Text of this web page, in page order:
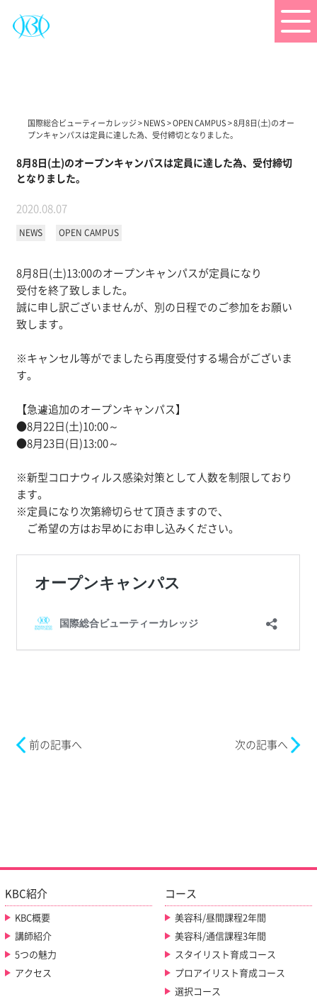
国際総合ビューティーカレッジ> NEWS >OPEN CAMPUS >8月8日(土)のオー
プンキャンパスは定員に達した為、受付締切となりました。
8月8日(土)のオープンキャンパスは定員に達した為、受付締切
となりました。
2020.08.07
NEWS OPEN CAMPUS
8月8日(土)13:00のオープンキャンパスが定員になり
受付を終了致しました。
誠に申し訳ございませんが、別の日程でのご参加をお願い
致します。
※キャンセル等がでましたら再度受付する場合がございま
す。
【急遽追加のオープンキャンパス】
●8月22日(土)10:00～
●8月23日(日)13:00～
※新型コロナウィルス感染対策として人数を制限しており
ます。
※定員になり次第締切らせて頂きますので、
ご希望の方はお早めにお申し込みください。
前の記事へ 次の記事へ
KBC紹介
KBC概要
講師紹介
5つの魅力
アクセス
コース
美容科/昼間課程2年間
美容科/通信課程3年間
スタイリスト育成コース
プロアイリスト育成コース
選択コース